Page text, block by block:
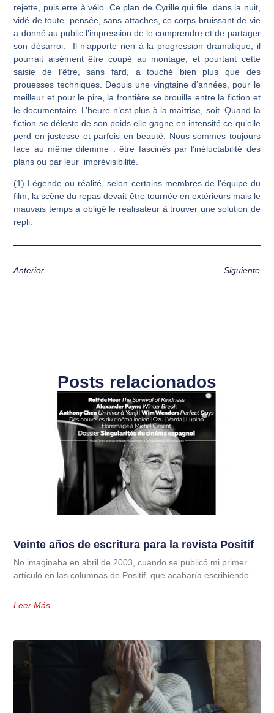
rejette, puis erre à vélo. Ce plan de Cyrille qui file dans la nuit,
vidé de toute pensée, sans attaches, ce corps bruissant de vie
a donné au public l’impression de le comprendre et de partager
son désarroi. Il n’apporte rien à la progression dramatique, il
pourrait aisément être coupé au montage, et pourtant cette
saisie de l’être, sans fard, a touché bien plus que des
prouesses techniques. Depuis une vingtaine d’années, pour le
meilleur et pour le pire, la frontière se brouille entre la fiction et
le documentaire. L’heure n’est plus à la maîtrise, soit. Quand la
fiction se déleste de son poids elle gagne en intensité ce qu’elle
perd en justesse et parfois en beauté. Nous sommes toujours
face au même dilemme : être fascinés par l’inéluctabilité des
plans ou par leur imprévisibilité.
(1) Légende ou réalité, selon certains membres de l’équipe du
film, la scène du repas devait être tournée en extérieurs mais le
mauvais temps a obligé le réalisateur à trouver une solution de
repli.
Anterior Siguiente
Posts relacionados
Veinte años de escritura para la revista Positif
No imaginaba en abril de 2003, cuando se publicó mi primer
artículo en las columnas de Positif, que acabaría escribiendo
Leer Más